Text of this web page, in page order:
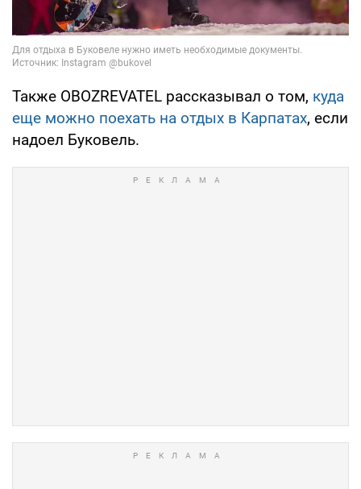
Также OBOZREVATEL рассказывал о том, куда
еще можно поехать на отдых в Карпатах, если
надоел Буковель.